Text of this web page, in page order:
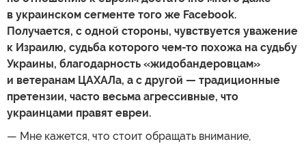
в украинском сегменте того же Facebook.
Получается, с одной стороны, чувствуется уважение
к Израилю, судьба которого чем-то похожа на судьбу
Украины, благодарность «жидобандеровцам»
и ветеранам ЦАХАЛа, а с другой — традиционные
претензии, часто весьма агрессивные, что
украинцами правят евреи.
— Мне кажется, что стоит обращать внимание,